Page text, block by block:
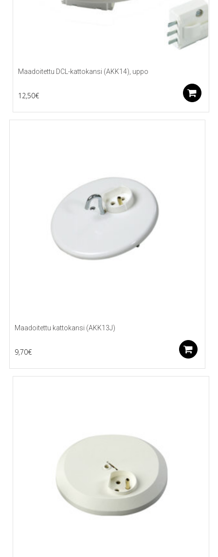
Maadoitettu DCL-kattokansi (AKK14), uppo
12,50€
Maadoitettu kattokansi (AKK13J)
9,70€